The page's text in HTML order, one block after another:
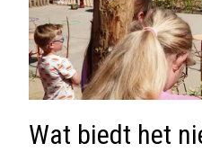
Wat biedt het